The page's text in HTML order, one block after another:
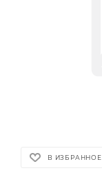
В ИЗБРАННОЕ